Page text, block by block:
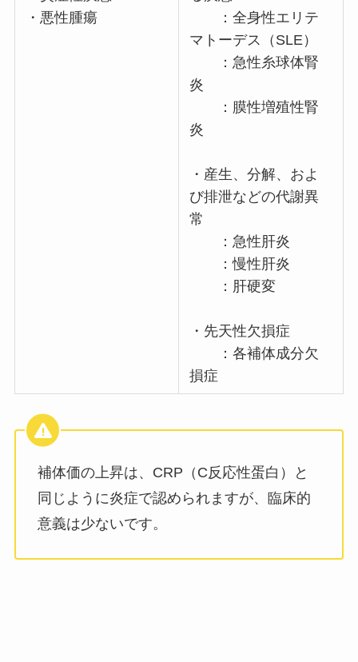
・悪性腫瘍
：全身性エリテ
マトーデス（SLE）
：急性糸球体腎
炎
：膜性増殖性腎
炎
・産生、分解、およ
び排泄などの代謝異
常
：急性肝炎
：慢性肝炎
：肝硬変
・先天性欠損症
：各補体成分欠
損症
補体価の上昇は、CRP（C反応性蛋白）と
同じように炎症で認められますが、臨床的
意義は少ないです。